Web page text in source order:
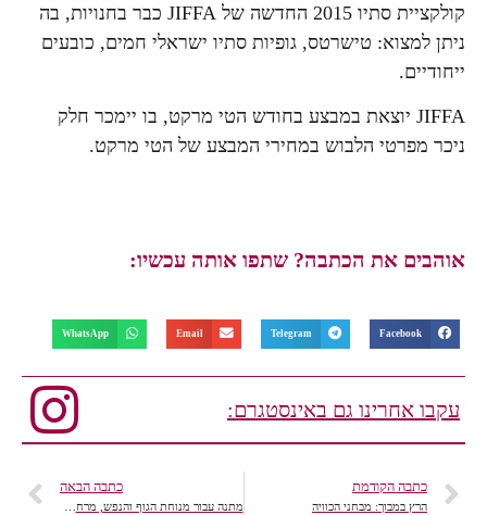
קולקציית סתיו 2015 החדשה של JIFFA כבר בחנויות, בה
ניתן למצוא: טישרטס, גופיות סתיו ישראלי חמים, כובעים
ייחודיים.
JIFFA יוצאת במבצע בחודש הטי מרקט, בו יימכר חלק
ניכר מפרטי הלבוש במחירי המבצע של הטי מרקט.
אוהבים את הכתבה? שתפו אותה עכשיו:
Facebook
Telegram
Email
WhatsApp
עקבו אחרינו גם באינסטגרם:
כתבה הקודמת
הרץ במבוך: מבחני הכוויה
כתבה הבאה
מתנה עבור מנוחת הגוף והנפש, מרחצאות חמי געש